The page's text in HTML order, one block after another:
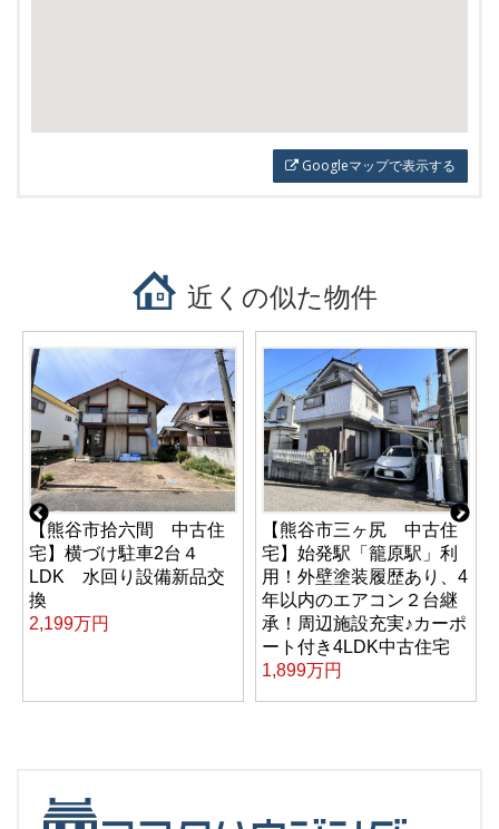
Googleマップで表示する
近くの似た物件
【熊谷市拾六間 中古住
宅】横づけ駐車2台４
LDK 水回り設備新品交
換
2,199万円
【熊谷市三ヶ尻 中古住
宅】始発駅「籠原駅」利
用！外壁塗装履歴あり、4
年以内のエアコン２台継
承！周辺施設充実♪カーポ
ート付き4LDK中古住宅
1,899万円